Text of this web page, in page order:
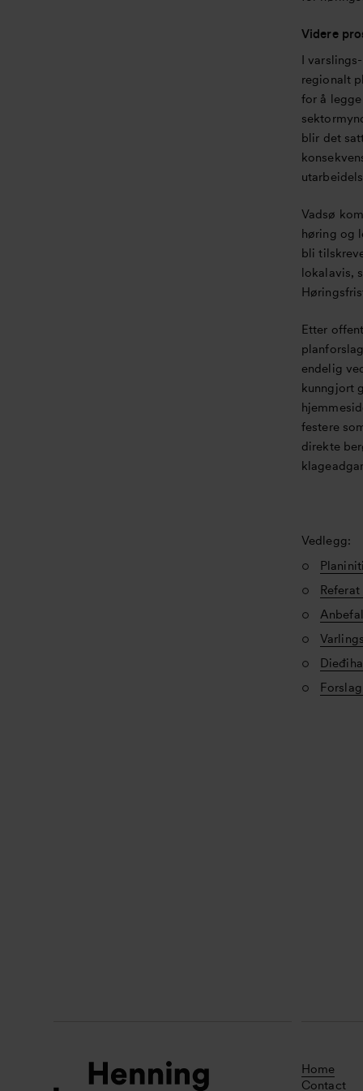
Videre
I
regionalt
for å
blir det
Vadsø
høring og
bli
lokalavis,
Etter
endelig
kunngjort
festere
direkte
Vedlegg:
Home
Contact